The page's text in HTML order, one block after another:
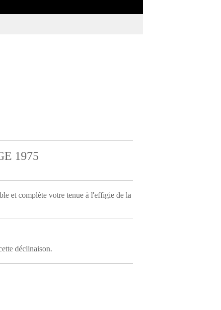
1975
et complète votre tenue à l'effigie de la
déclinaison.